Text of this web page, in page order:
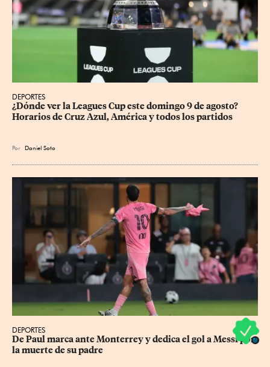
DEPORTES
¿Dónde ver la Leagues Cup este domingo 9 de agosto?
Horarios de Cruz Azul, América y todos los partidos
Por Daniel Soto
DEPORTES
De Paul marca ante Monterrey y dedica el gol a Messi por
la muerte de su padre